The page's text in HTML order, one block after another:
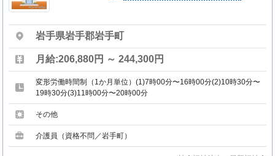
岩手県岩手郡岩手町
月給:206,880円 ～ 244,300円
変形労働時間制（1か月単位）(1)7時00分〜16時00分(2)10時30分〜
19時30分(3)11時00分〜20時00分
その他
介護員（資格不問／岩手町）